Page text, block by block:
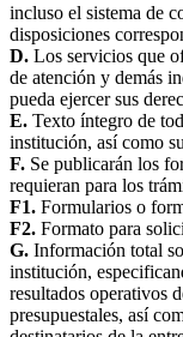
incluso el sistema de
disposiciones
D. Los servicios que
de atención y demás
pueda ejercer sus
E. Texto íntegro de
institución, así como
F. Se publicarán los
requieran para los
F1. Formularios o
F2. Formato para
G. Información total
institución,
resultados operativos
presupuestales, así